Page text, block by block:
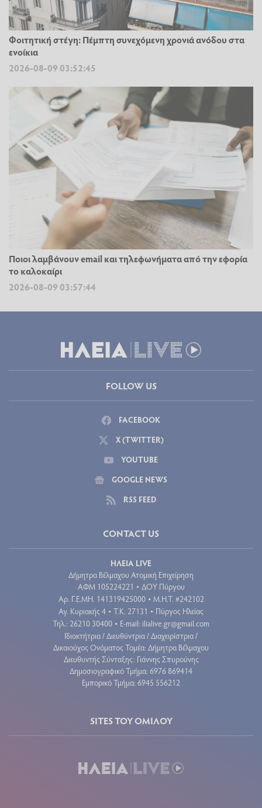
Φοιτητική στέγη: Πέμπτη συνεχόμενη χρονιά ανόδου στα
ενοίκια
2026-08-09 03:52:45
Ποιοι λαμβάνουν email και τηλεφωνήματα από την εφορία
το καλοκαίρι
2026-08-09 03:57:44
FOLLOW US
FACEBOOK
X (TWITTER)
YOUTUBE
GOOGLE NEWS
RSS FEED
CONTACT US
ΗΛΕΙΑ LIVE
Δήμητρα Βέλμαχου Ατομική Επιχείρηση
ΑΦΜ 105224221 • ΔΟΥ Πύργου
Aρ. Γ.Ε.ΜΗ. 141319425000 • Μ.Η.Τ. #242102
Αγ. Κυριακής 4 • Τ.Κ. 27131 • Πύργος Ηλείας
Τηλ.: 26210 30400 • E-mail: ilialive.gr@gmail.com
Ιδιοκτήτρια / Διευθύντρια / Διαχειρίστρια /
Δικαιούχος Ονόματος Τομέα: Δήμητρα Βέλμαχου
Διευθυντής Σύνταξης: Γιάννης Σπυρούνης
Δημοσιογραφικό Τμήμα: 6976 869414
Εμπορικό Τμήμα: 6945 556212
SITES ΤΟΥ ΟΜΙΛΟΥ